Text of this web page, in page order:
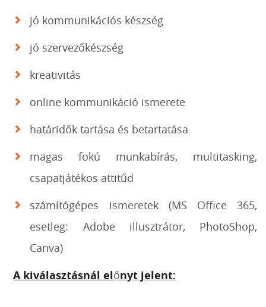
jó kommunikációs készség
jó szervezőkészség
kreativitás
online kommunikáció ismerete
határidők tartása és betartatása
magas fokú munkabírás, multitasking,
csapatjátékos attitűd
számítógépes ismeretek (MS Office 365,
esetleg: Adobe illusztrátor, PhotoShop,
Canva)
A kiválasztásnál előnyt jelent: